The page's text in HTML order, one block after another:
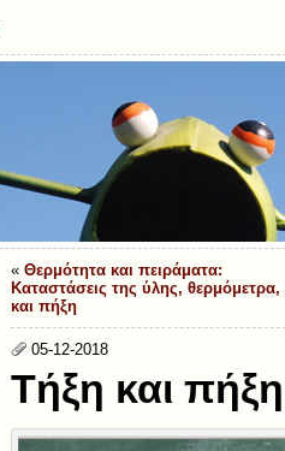
« Θερμότητα και πειράματα:
Καταστάσεις της ύλης, θερμόμετρα,
και πήξη
05-12-2018
Τήξη και πήξη